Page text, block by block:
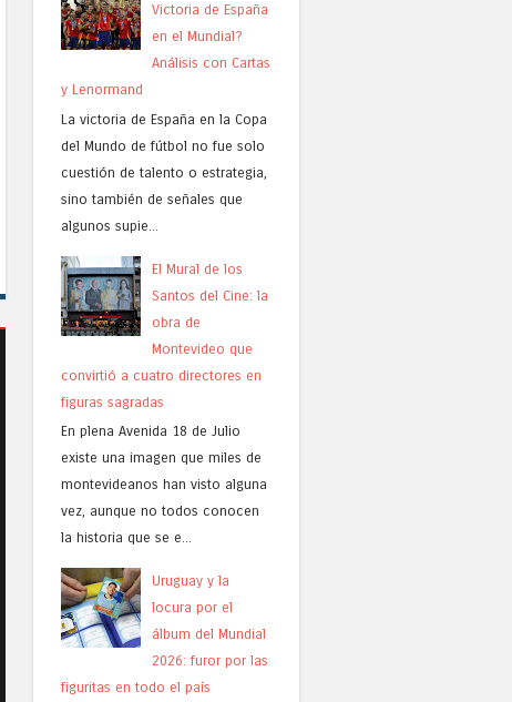
Victoria de España
en el Mundial?
Análisis con Cartas
y Lenormand
La victoria de España en la Copa
del Mundo de fútbol no fue solo
cuestión de talento o estrategia,
sino también de señales que
algunos supie...
El Mural de los
Santos del Cine: la
obra de
Montevideo que
convirtió a cuatro directores en
figuras sagradas
En plena Avenida 18 de Julio
existe una imagen que miles de
montevideanos han visto alguna
vez, aunque no todos conocen
la historia que se e...
Uruguay y la
locura por el
álbum del Mundial
2026: furor por las
figuritas en todo el país